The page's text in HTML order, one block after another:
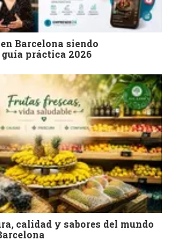
Barcelona siendo
práctica 2026
calidad y sabores del mundo